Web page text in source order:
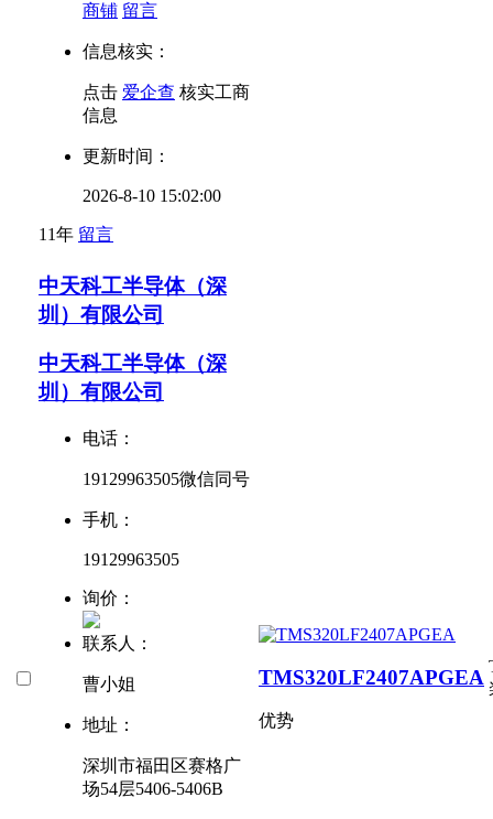
商铺 留言
信息核实：
点击 爱企查 核实工商
信息
更新时间：
2026-8-10 15:02:00
11年 留言
中天科工半导体（深
圳）有限公司
中天科工半导体（深
圳）有限公司
电话：
19129963505微信同号
手机：
19129963505
询价：
联系人：
曹小姐
地址：
深圳市福田区赛格广
场54层5406-5406B
TMS320LF2407APGEA
优势